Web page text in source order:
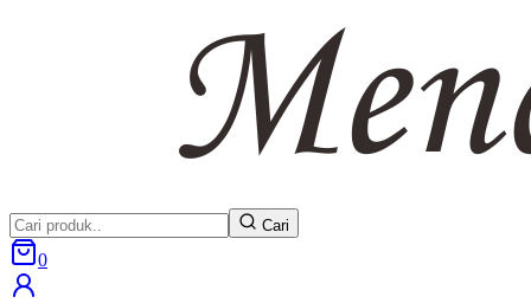
Cari
0